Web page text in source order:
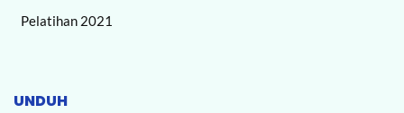
Pelatihan 2021
UNDUH